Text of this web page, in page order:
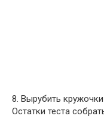
8. Вырубить
Остатки теста